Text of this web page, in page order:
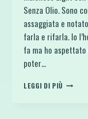
Senza Olio. Sono
assaggiata e
farla e rifarla. Io
fa ma ho
poter…
LEGGI DI PIÙ